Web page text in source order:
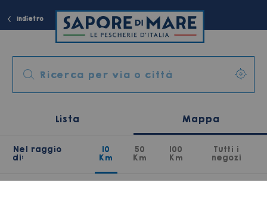
Indietro
Nel raggio
di:
10
Km
50
Km
100
Km
Tutti i
negozi
Lista Mappa